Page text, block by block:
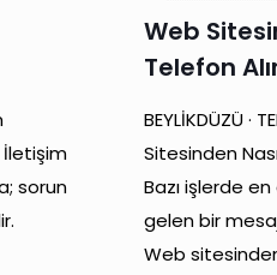
İletişim
sorun
Web
Telefon
BEYLİKDÜZÜ ·
Sitesinden
Bazı işlerde
gelen bir
Web